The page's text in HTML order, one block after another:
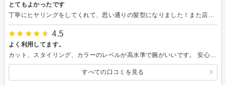
とてもよかったです
4.5
よく利用してます。
カット、スタイリング、カラーのレベルが高水準で腕がいいです。 安心して任せられます。
すべての口コミを見る